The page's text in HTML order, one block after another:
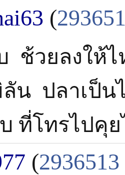
(
ช้วยลงให้
น ปลาเป็น
ที่โทรไปคุ
(2936513